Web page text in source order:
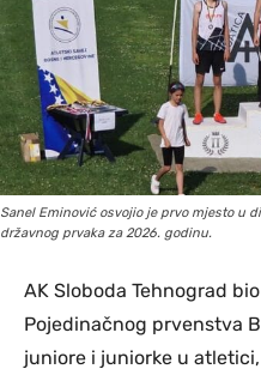
Sanel Eminović osvojio je prvo mjesto u
državnog prvaka za 2026. godinu.
AK Sloboda Tehnograd
Pojedinačnog prvenstva
juniore i juniorke u